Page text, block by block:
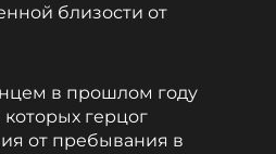
близости от
в прошлом году
герцог
от пребывания в